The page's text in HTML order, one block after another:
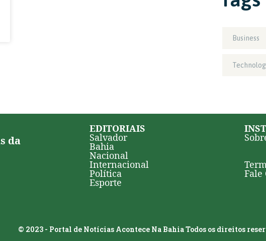
Business
da
EDITORIAIS
Salvador
Bahia
Nacional
Internacional
Política
Esporte
Fale
© 2023 - Portal de Notícias Acontece Na Bahia Todos os direitos